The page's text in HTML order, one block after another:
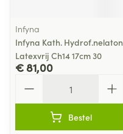
Infyna
Infyna Kath. Hydrof.nelaton
Latexvrij Ch14 17cm 30
€ 81,00
Bestel